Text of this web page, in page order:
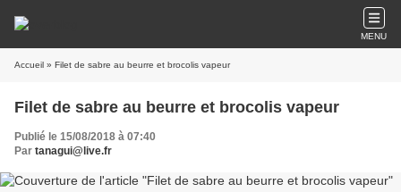
MENU
Accueil » Filet de sabre au beurre et brocolis vapeur
Filet de sabre au beurre et brocolis vapeur
Publié le 15/08/2018 à 07:40
Par tanagui@live.fr